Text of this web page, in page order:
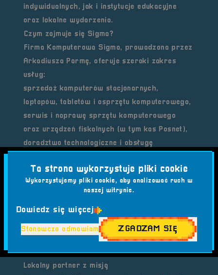
indywidualnych, jak i instytucje edukacyjne
oraz lokalne wydarzenia.
Czym zajmuje się Sigma?
Firma Komputerowa Sigma, prowadzona przez
Arkadiusza Parmę, oferuje szeroki zakres
usług:
sprzedaż komputerów stacjonarnych,
laptopów, tabletów i osprzętu komputerowego,
serwis i naprawę sprzętu komputerowego
oraz urządzeń fiskalnych (w tym kas Posnet),
doradztwo technologiczne i obsługę
pomoc w realizacji dofinansowań, w tym dla
osób z niepełnosprawnościami.
Komputronik , co zapewnia klientom dostęp do
szerokiego asortymentu produktów i
wygodnych form płatności, takich jak leasing
czy sprzedaż ratalna.
Lokalny partner z misją
Ta strona wykorzystuje pliki cookie
Wykorzystujemy pliki cookie, aby analizować ruch w
naszej witrynie.
Dowiedz się więcej
Stanowczo odmawiam ZGADZAM SIĘ